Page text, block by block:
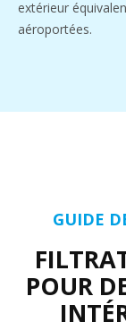
extérieur
aéroportées.
GUIDE
POUR